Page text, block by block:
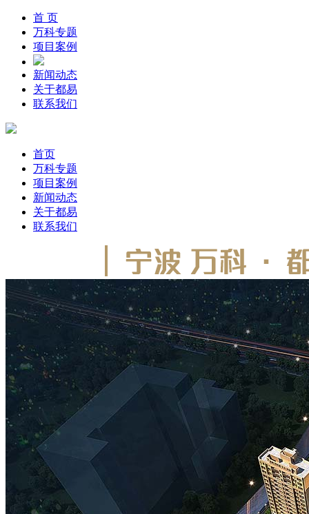
首 页
万科专题
项目案例
新闻动态
关于都易
联系我们
首页
万科专题
项目案例
新闻动态
关于都易
联系我们